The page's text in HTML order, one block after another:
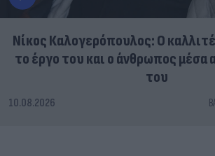
Νίκος Καλογερόπουλος: Ο
το έργο του και ο άνθρωπος μέσα
του
10.08.2026